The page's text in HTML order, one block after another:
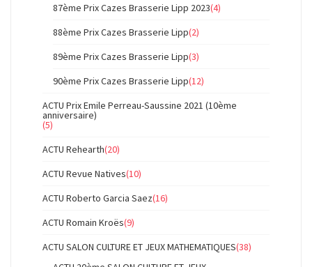
87ème Prix Cazes Brasserie Lipp 2023(4)
88ème Prix Cazes Brasserie Lipp(2)
89ème Prix Cazes Brasserie Lipp(3)
90ème Prix Cazes Brasserie Lipp(12)
ACTU Prix Emile Perreau-Saussine 2021 (10ème
anniversaire)
(5)
ACTU Rehearth(20)
ACTU Revue Natives(10)
ACTU Roberto Garcia Saez(16)
ACTU Romain Kroës(9)
ACTU SALON CULTURE ET JEUX MATHEMATIQUES(38)